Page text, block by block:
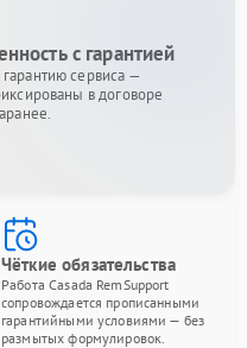
с гарантией
сервиса —
в договоре
Чёткие обязательства
Работа Casada RemSupport
сопровождается прописанными
гарантийными условиями — без
размытых формулировок.